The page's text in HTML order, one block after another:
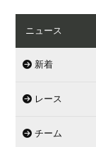
ニュース
新着
レース
チーム